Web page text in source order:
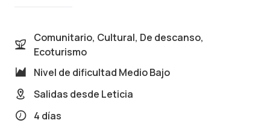
Comunitario, Cultural, De descanso,
Ecoturismo
Nivel de dificultad Medio Bajo
Salidas desde Leticia
4 días